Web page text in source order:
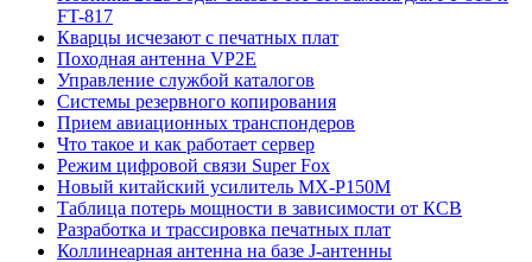
FT-817
Кварцы исчезают с печатных плат
Походная антенна VP2E
Управление службой каталогов
Системы резервного копирования
Прием авиационных транспондеров
Что такое и как работает сервер
Режим цифровой связи Super Fox
Новый китайский усилитель MX-P150M
Таблица потерь мощности в зависимости от КСВ
Разработка и трассировка печатных плат
Коллинеарная антенна на базе J-антенны